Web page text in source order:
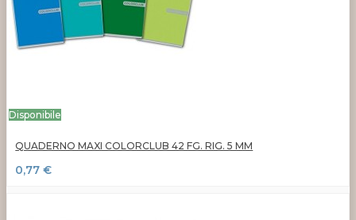
Disponibile
QUADERNO MAXI COLORCLUB 42 FG. RIG. 5 MM
0,77 €